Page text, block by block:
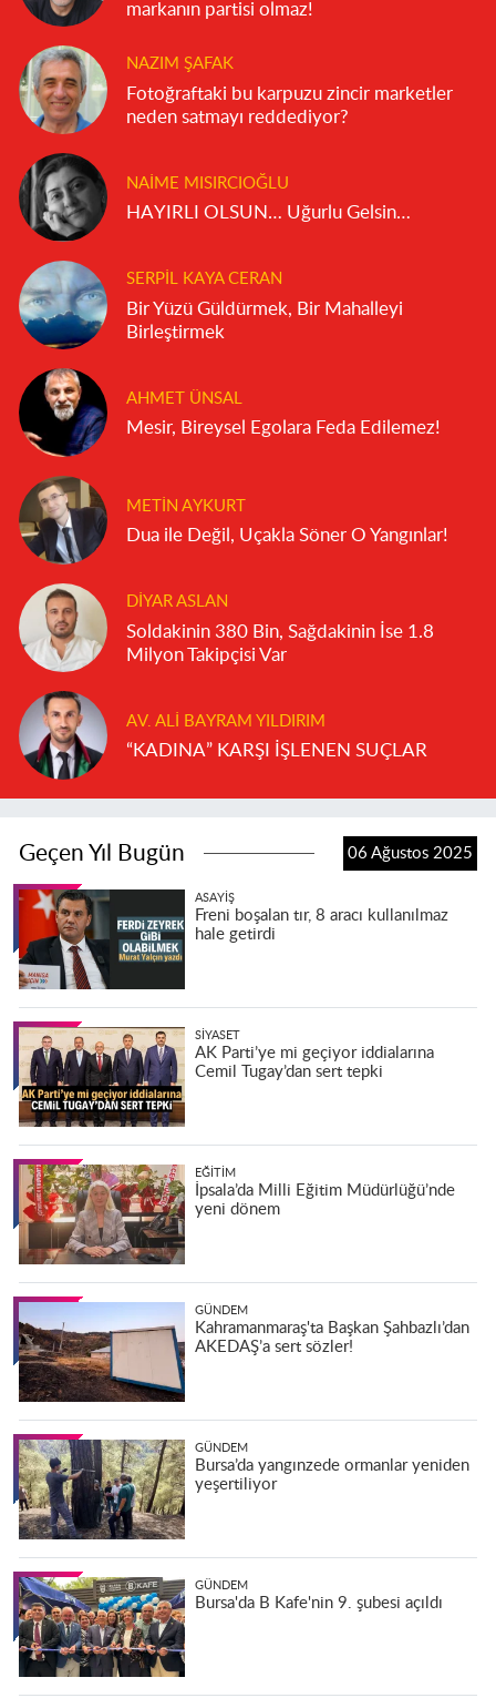
markanın partisi olmaz!
NAZIM ŞAFAK
Fotoğraftaki bu karpuzu zincir marketler
neden satmayı reddediyor?
NAIME MISIRCIOĞLU
HAYIRLI OLSUN… Uğurlu Gelsin…
SERPIL KAYA CERAN
Bir Yüzü Güldürmek, Bir Mahalleyi
Birleştirmek
AHMET ÜNSAL
Mesir, Bireysel Egolara Feda Edilemez!
METIN AYKURT
Dua ile Değil, Uçakla Söner O Yangınlar!
DIYAR ASLAN
Soldakinin 380 Bin, Sağdakinin İse 1.8
Milyon Takipçisi Var
AV. ALI BAYRAM YILDIRIM
“KADINA” KARŞI İŞLENEN SUÇLAR
Geçen Yıl Bugün 06 Ağustos 2025
ASAYIŞ
Freni boşalan tır, 8 aracı kullanılmaz
hale getirdi
SIYASET
AK Parti’ye mi geçiyor iddialarına
Cemil Tugay’dan sert tepki
EĞITIM
İpsala’da Milli Eğitim Müdürlüğü’nde
yeni dönem
GÜNDEM
Kahramanmaraş'ta Başkan Şahbazlı’dan
AKEDAŞ’a sert sözler!
GÜNDEM
Bursa’da yangınzede ormanlar yeniden
yeşertiliyor
GÜNDEM
Bursa'da B Kafe'nin 9. şubesi açıldı